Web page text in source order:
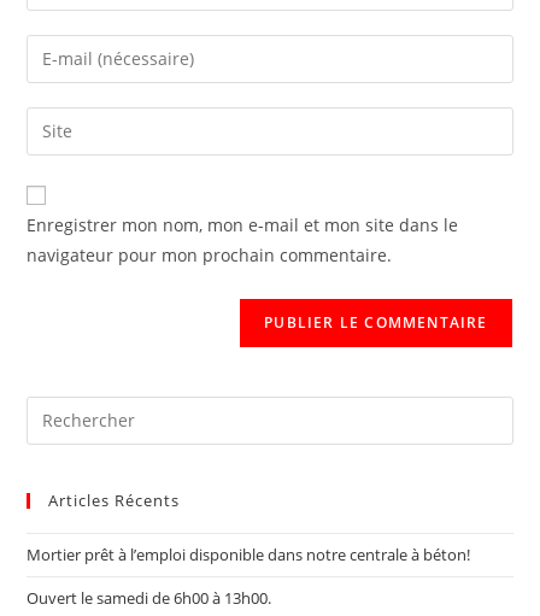
Enregistrer mon nom, mon e-mail et mon site dans le
navigateur pour mon prochain commentaire.
Articles Récents
Mortier prêt à l’emploi disponible dans notre centrale à béton!
Ouvert le samedi de 6h00 à 13h00.